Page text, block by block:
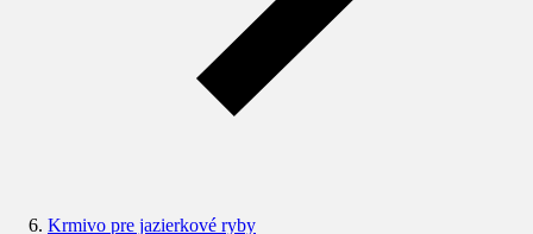
Krmivo pre jazierkové ryby